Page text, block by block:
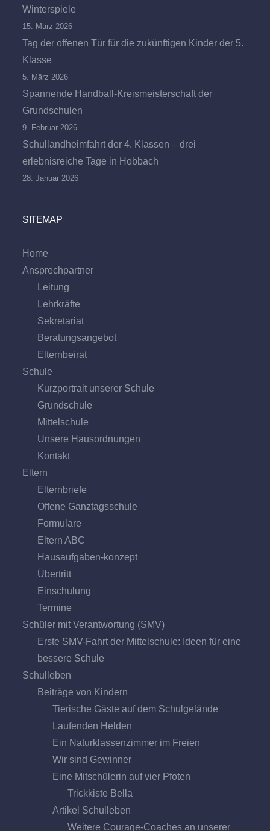
Winterspiele
15. März 2026
Tag der offenen Tür für die zukünftigen Kinder der 5.
Klasse
5. März 2026
Spannende Handball-Kreismeisterschaft der
Grundschulen
9. Februar 2026
Schullandheimfahrt der 4. Klassen – drei
erlebnisreiche Tage in Hobbach
28. Januar 2026
SITEMAP
Home
Ansprechpartner
Leitung
Lehrkräfte
Sekretariat
Beratungs­angebot
Eltern­beirat
Schule
Kurzportrait unserer Schule
Grund­schule
Mittel­schule
Unsere Hausordnungen
Kontakt
Eltern
Elternbriefe
Offene Ganz­tags­schule
Formulare
Eltern ABC
Hausaufgaben-konzept
Übertritt
Einschulung
Termine
Schüler mit Verantwortung (SMV)
Erste SMV-Fahrt der Mittelschule: Ideen für eine
bessere Schule
Schulleben
Beiträge von Kindern
Tierische Gäste auf dem Schulgelände
Laufenden Helden
Ein Naturklassenzimmer im Freien
Wir sind Gewinner
Eine Mitschülerin auf vier Pfoten
Trickkiste Bella
Artikel Schulleben
Weitere Courage-Coaches an unserer